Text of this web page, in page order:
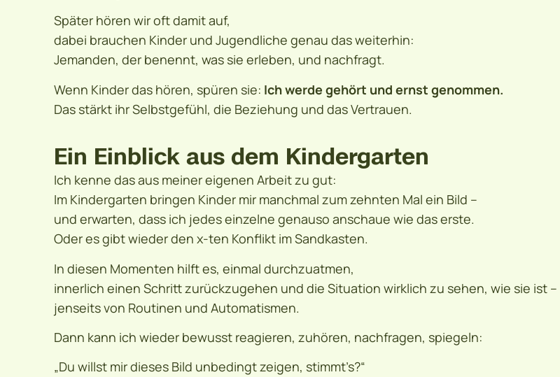
Später hören wir oft damit auf,
dabei brauchen Kinder und Jugendliche genau das weiterhin:
Jemanden, der benennt, was sie erleben, und nachfragt.
Wenn Kinder das hören, spüren sie: Ich werde gehört und ernst genommen.
Das stärkt ihr Selbstgefühl, die Beziehung und das Vertrauen.
Ein Einblick aus dem Kindergarten
Ich kenne das aus meiner eigenen Arbeit zu gut:
Im Kindergarten bringen Kinder mir manchmal zum zehnten Mal ein Bild –
und erwarten, dass ich jedes einzelne genauso anschaue wie das erste.
Oder es gibt wieder den x-ten Konflikt im Sandkasten.
In diesen Momenten hilft es, einmal durchzuatmen,
innerlich einen Schritt zurückzugehen und die Situation wirklich zu sehen, wie sie ist –
jenseits von Routinen und Automatismen.
Dann kann ich wieder bewusst reagieren, zuhören, nachfragen, spiegeln:
„Du willst mir dieses Bild unbedingt zeigen, stimmt’s?“